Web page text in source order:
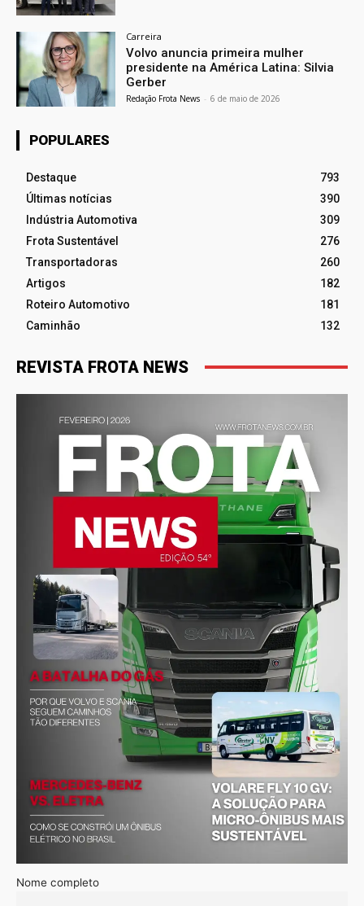
Carreira
Volvo anuncia primeira mulher
presidente na América Latina: Silvia
Gerber
Redação Frota News - 6 de maio de 2026
POPULARES
Destaque
793
Últimas notícias
390
Indústria Automotiva
309
Frota Sustentável
276
Transportadoras
260
Artigos
182
Roteiro Automotivo
181
Caminhão
132
REVISTA FROTA NEWS
Nome completo